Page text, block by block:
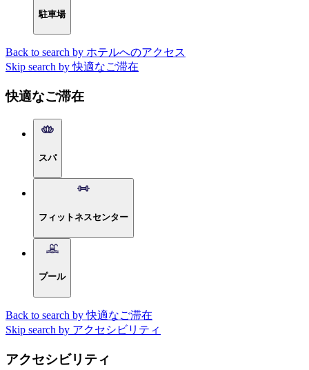
駐車場
Back to search by ホテルへのアクセス
Skip search by 快適なご滞在
快適なご滞在
スパ
フィットネスセンター
プール
Back to search by 快適なご滞在
Skip search by アクセシビリティ
アクセシビリティ